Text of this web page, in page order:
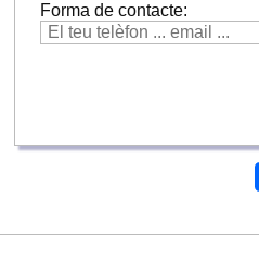
Forma de contacte: